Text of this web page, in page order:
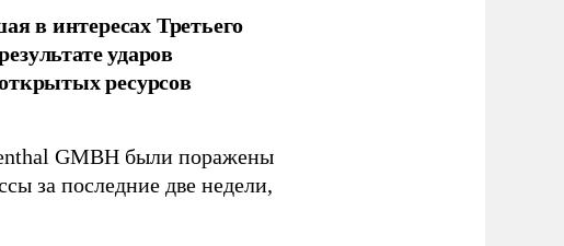
в интересах Третьего
ударов
ресурсов
GMBH были поражены
за последние две недели,